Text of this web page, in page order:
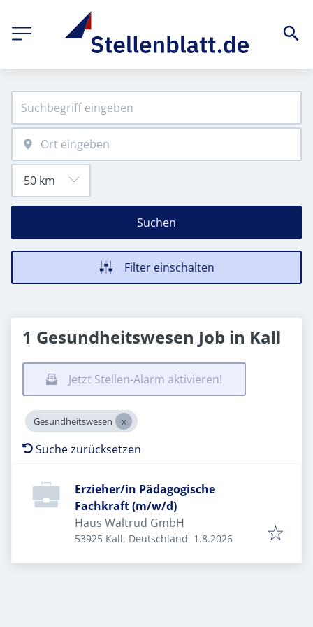
Suchen
Filter einschalten
1 Gesundheitswesen Job in Kall
Jetzt Stellen-Alarm aktivieren!
Gesundheitswesen
Suche zurücksetzen
Erzieher/in Pädagogische
Fachkraft (m/w/d)
Haus Waltrud GmbH
53925 Kall, Deutschland Veröffentlicht
1.8.2026